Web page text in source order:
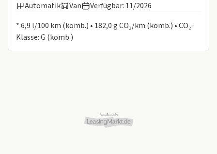
Automatik
Van
Verfügbar: 11/2026
* 6,9 l/100 km (komb.) • 182,0 g CO₂/km (komb.) • CO₂-
Klasse: G (komb.)